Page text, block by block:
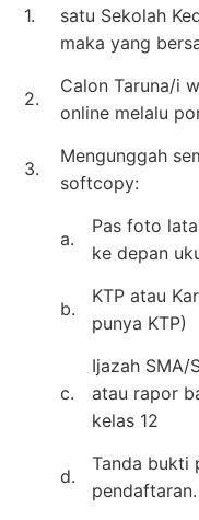
1.
satu Sekolah
maka yang
2.
Calon Taruna/i
online melalu
3.
Mengunggah
softcopy:
a.
Pas foto
ke depan
b.
KTP atau
punya KTP)
c.
Ijazah SMA/
atau rapor
kelas 12
d.
Tanda bukti
pendaftaran.